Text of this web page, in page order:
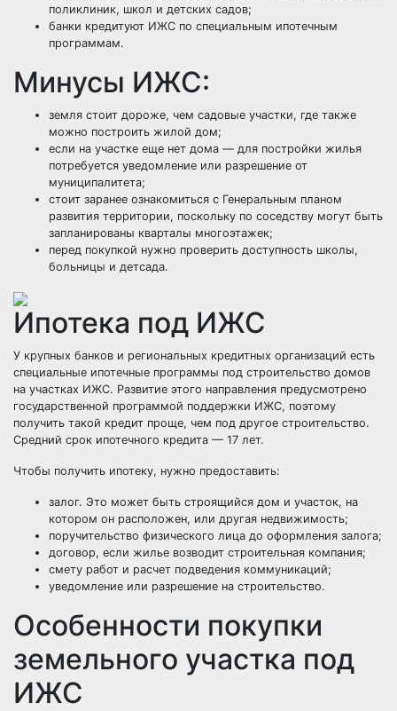
поликлиник, школ и детских садов;
банки кредитуют ИЖС по специальным ипотечным
программам.
Минусы ИЖС:
земля стоит дороже, чем садовые участки, где также
можно построить жилой дом;
если на участке еще нет дома — для постройки жилья
потребуется уведомление или разрешение от
муниципалитета;
стоит заранее ознакомиться с Генеральным планом
развития территории, поскольку по соседству могут быть
запланированы кварталы многоэтажек;
перед покупкой нужно проверить доступность школы,
больницы и детсада.
Ипотека под ИЖС
У крупных банков и региональных кредитных организаций есть
специальные ипотечные программы под строительство домов
на участках ИЖС. Развитие этого направления предусмотрено
государственной программой поддержки ИЖС, поэтому
получить такой кредит проще, чем под другое строительство.
Средний срок ипотечного кредита — 17 лет.
Чтобы получить ипотеку, нужно предоставить:
залог. Это может быть строящийся дом и участок, на
котором он расположен, или другая недвижимость;
поручительство физического лица до оформления залога;
договор, если жилье возводит строительная компания;
смету работ и расчет подведения коммуникаций;
уведомление или разрешение на строительство.
Особенности покупки
земельного участка под
ИЖС